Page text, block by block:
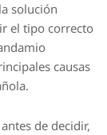
solución
el tipo correcto
causas
de decidir,